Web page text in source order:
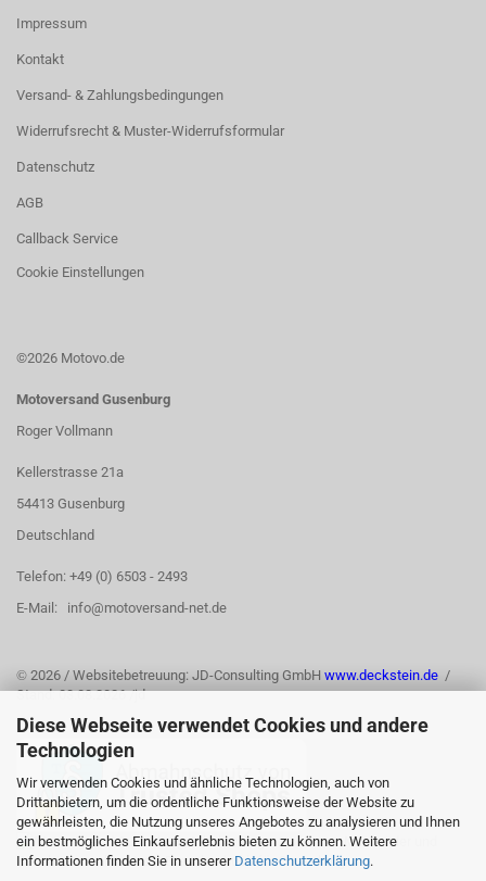
Diese Webseite verwendet Cookies und andere
Technologien
Wir verwenden Cookies und ähnliche Technologien, auch von
Drittanbietern, um die ordentliche Funktionsweise der Website zu
gewährleisten, die Nutzung unseres Angebotes zu analysieren und Ihnen
ein bestmögliches Einkaufserlebnis bieten zu können. Weitere
Informationen finden Sie in unserer Datenschutzerklärung.
Impressum
Kontakt
Versand- & Zahlungsbedingungen
Widerrufsrecht & Muster-Widerrufsformular
Datenschutz
AGB
Callback Service
Cookie Einstellungen
©2026 Motovo.de
Motoversand Gusenburg
Roger Vollmann
Kellerstrasse 21a
54413 Gusenburg
Deutschland
Telefon: +49 (0) 6503 - 2493
E-Mail: info@motoversand-net.de
© 2026 / Websitebetreuung: JD-Consulting GmbH www.deckstein.de /
Stand: 03.08.2026 /jd